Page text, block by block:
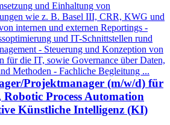
und Einhaltung von
wie z. B. Basel III, CRR, KWG und
internen und externen Reportings -
und IT-Schnittstellen rund
- Steuerung und Konzeption von
für die IT, sowie Governance über Daten,
Methoden - Fachliche Begleitung ...
Projektmanager (m/w/d) für
Robotic Process Automation
Künstliche Intelligenz (KI)